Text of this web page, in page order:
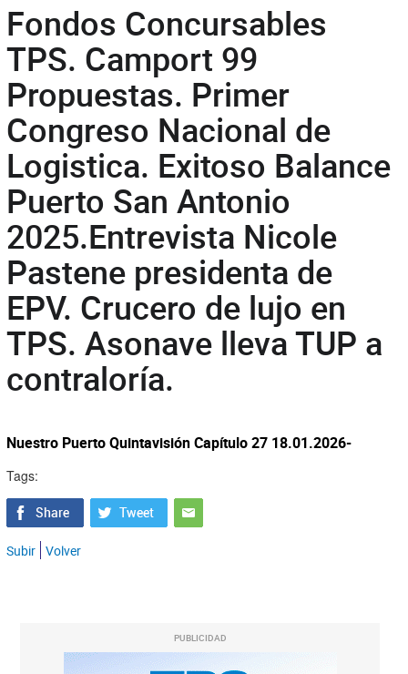
Fondos Concursables
TPS. Camport 99
Propuestas. Primer
Congreso Nacional de
Logistica. Exitoso Balance
Puerto San Antonio
2025.Entrevista Nicole
Pastene presidenta de
EPV. Crucero de lujo en
TPS. Asonave lleva TUP a
contraloría.
Nuestro Puerto Quintavisión Capítulo 27 18.01.2026-
Tags:
Subir Volver
PUBLICIDAD